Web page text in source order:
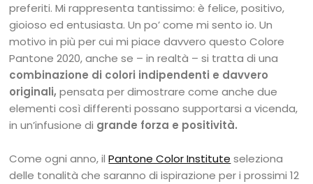
preferiti. Mi rappresenta tantissimo: è felice, positivo,
gioioso ed entusiasta. Un po’ come mi sento io. Un
motivo in più per cui mi piace davvero questo Colore
Pantone 2020, anche se – in realtà – si tratta di una
combinazione di colori indipendenti e davvero
originali, pensata per dimostrare come anche due
elementi così differenti possano supportarsi a vicenda,
in un’infusione di grande forza e positività.
Come ogni anno, ilPantone Color Institute seleziona
delle tonalità che saranno di ispirazione per i prossimi 12